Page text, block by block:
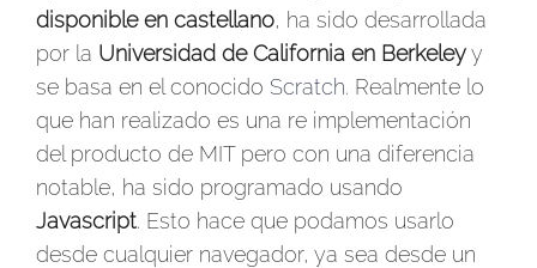
disponible en castellano, ha sido desarrollada
por la Universidad de California en Berkeleyy
se basa en el conocido Scratch. Realmente lo
que han realizado es una re implementación
del producto de MIT pero con una diferencia
notable, ha sido programado usando
Javascript. Esto hace que podamos usarlo
desde cualquier navegador, ya sea desde un